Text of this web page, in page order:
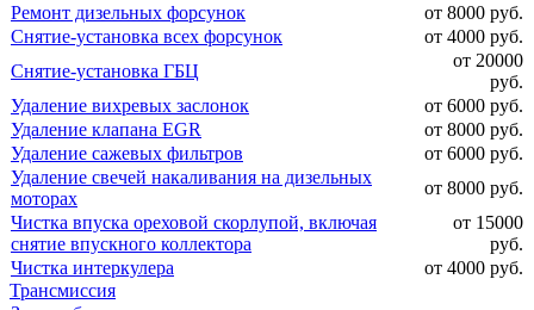
Ремонт дизельных форсунок
от 8000 руб.
Снятие-установка всех форсунок
от 4000 руб.
Снятие-установка ГБЦ
от 20000
руб.
Удаление вихревых заслонок
от 6000 руб.
Удаление клапана EGR
от 8000 руб.
Удаление сажевых фильтров
от 6000 руб.
Удаление свечей накаливания на дизельных
моторах
от 8000 руб.
Чистка впуска ореховой скорлупой, включая
снятие впускного коллектора
от 15000
руб.
Чистка интеркулера
от 4000 руб.
Трансмиссия